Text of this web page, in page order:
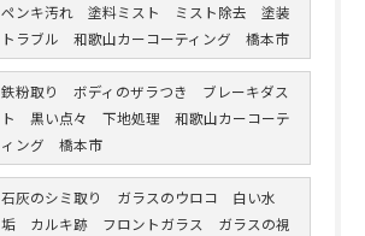
ペンキ汚れ 塗料ミスト ミスト除去 塗装
トラブル 和歌山カーコーティング 橋本市
鉄粉取り ボディのザラつき ブレーキダス
ト 黒い点々 下地処理 和歌山カーコーテ
ィング 橋本市
石灰のシミ取り ガラスのウロコ 白い水
垢 カルキ跡 フロントガラス ガラスの視